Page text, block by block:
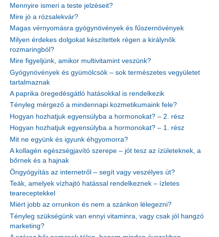
Mennyire ismeri a teste jelzéseit?
Mire jó a rózsalekvár?
Magas vérnyomásra gyógynövények és fűszernövények
Milyen érdekes dolgokat készítettek régen a királynők
rozmaringból?
Mire figyeljünk, amikor multivitamint veszünk?
Gyógynövények és gyümölcsök – sok természetes vegyületet
tartalmaznak
A paprika öregedésgátló hatásokkal is rendelkezik
Tényleg mérgező a mindennapi kozmetikumaink fele?
Hogyan hozhatjuk egyensúlyba a hormonokat? – 2. rész
Hogyan hozhatjuk egyensúlyba a hormonokat? – 1. rész
Mit ne együnk és igyunk éhgyomorra?
A kollagén egészségjavító szerepe – jót tesz az ízületeknek, a
bőrnek és a hajnak
Öngyógyítás az internetről – segít vagy veszélyes út?
Teák, amelyek vízhajtó hatással rendelkeznek – ízletes
teareceptekkel
Miért jobb az orrunkon és nem a szánkon lélegezni?
Tényleg szükségünk van ennyi vitaminra, vagy csak jól hangzó
marketing?